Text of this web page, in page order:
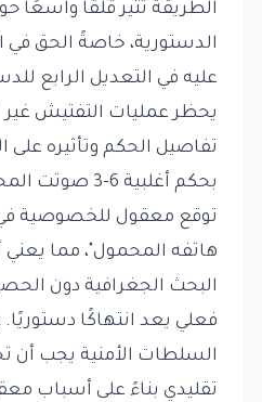
الطريقة تثير قلقًا واسعًا
الدستورية، خاصةً الحق
عليه في التعديل الرابع
يحظر عمليات التفتيش غير
تفاصيل الحكم وتأثيره على
بحكم أغلبية 6-
توقع معقول للخصوصية
هاتفه المحمول"، مما يعني
البحث الجغرافية دون
فعلي يعد انتهاكًا
السلطات الأمنية يجب أن
تقليدي بناءً على أسباب